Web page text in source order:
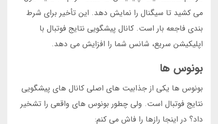
می کشید تا سیگنال را نمایش دهد. این تأخیر برای شرط
بندی فاجعه بار است. کانال پیشگویی نتایج فوتبال با
اپلیکیشن سریع، شانس شما را افزایش می دهد.
بونوس ها
بونوس ها یکی از جذابیت های اصلی کانال های پیشگویی
نتایج فوتبال است. ولی چطور بونوس های واقعی را تشخیر
داد؟ در اینجا رازها را فاش می کنم: